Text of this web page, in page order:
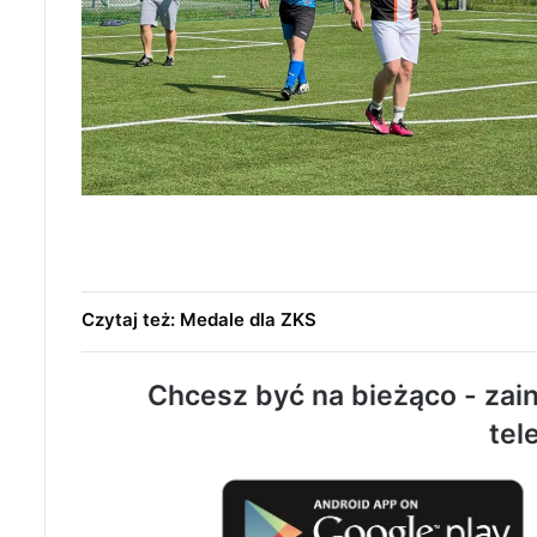
Czytaj też: Medale dla ZKS
Chcesz być na bieżąco -